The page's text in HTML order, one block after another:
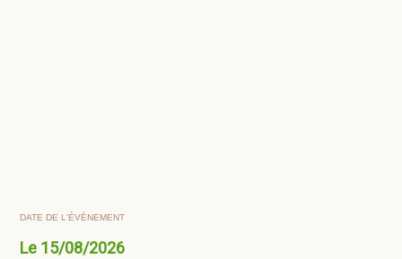
DATE DE L'ÉVÈNEMENT
Le 15/08/2026